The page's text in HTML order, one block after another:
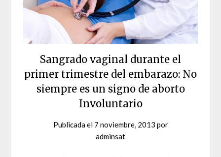
Sangrado vaginal durante el
primer trimestre del embarazo: No
siempre es un signo de aborto
Involuntario
Publicada el 7 noviembre, 2013 por
adminsat